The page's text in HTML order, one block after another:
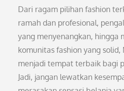
Dari ragam pilihan fashion
ramah dan profesional,
yang menyenangkan, hingga
komunitas fashion yang
menjadi tempat terbaik bagi
Jadi, jangan lewatkan